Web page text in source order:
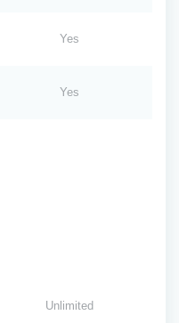
Yes
Yes
Unlimited